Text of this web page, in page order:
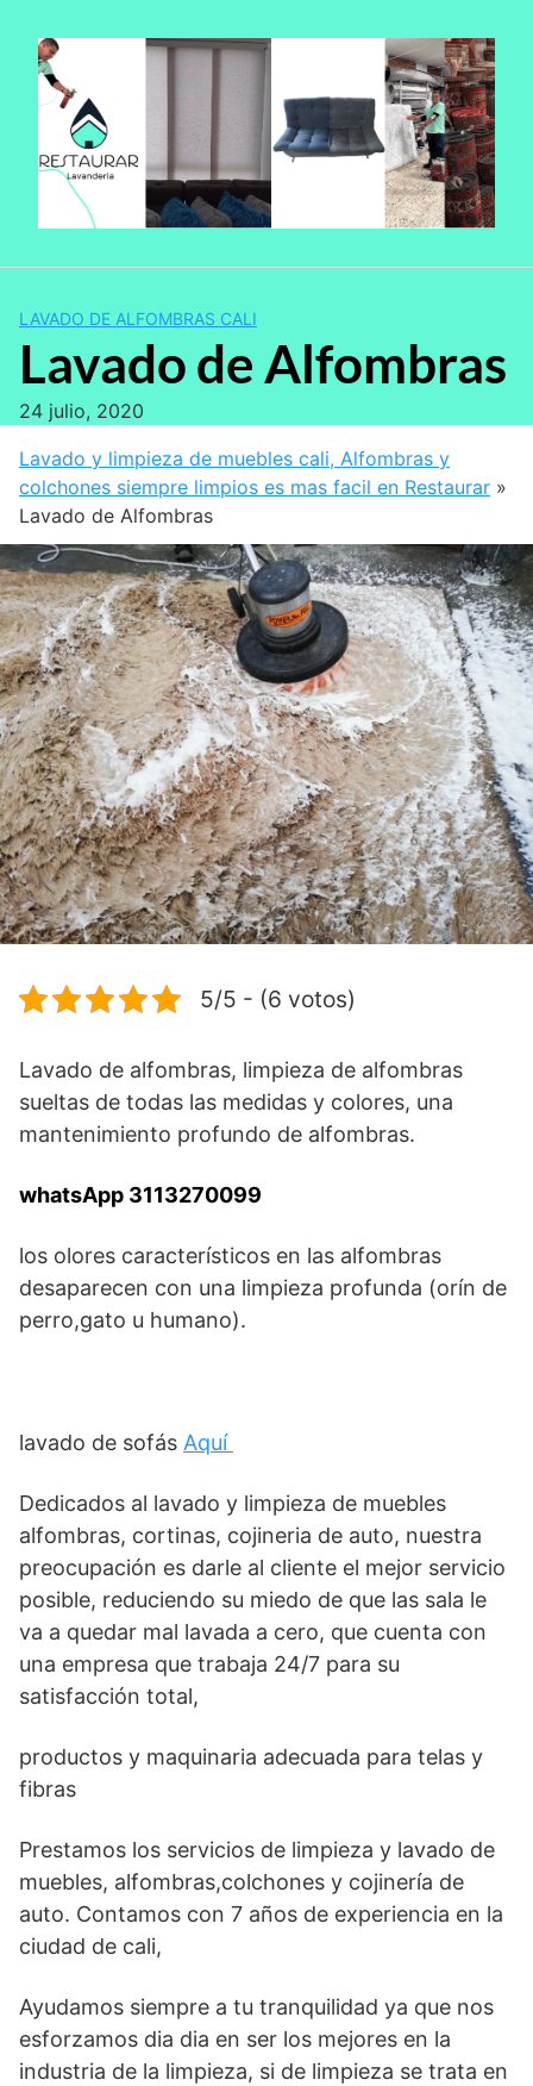
contenido
LAVADO DE ALFOMBRAS CALI
Lavado de Alfombras
24 julio, 2020
Lavado y limpieza de muebles cali, Alfombras y
colchones siempre limpios es mas facil en Restaurar »
Lavado de Alfombras
5/5 - (6 votos)
Lavado de alfombras, limpieza de alfombras
sueltas de todas las medidas y colores, una
mantenimiento profundo de alfombras.
whatsApp 3113270099
los olores característicos en las alfombras
desaparecen con una limpieza profunda (orín de
perro,gato u humano).
lavado de sofás Aquí
Dedicados al lavado y limpieza de muebles
alfombras, cortinas, cojineria de auto, nuestra
preocupación es darle al cliente el mejor servicio
posible, reduciendo su miedo de que las sala le
va a quedar mal lavada a cero, que cuenta con
una empresa que trabaja 24/7 para su
satisfacción total,
productos y maquinaria adecuada para telas y
fibras
Prestamos los servicios de limpieza y lavado de
muebles, alfombras,colchones y cojinería de
auto. Contamos con 7 años de experiencia en la
ciudad de cali,
Ayudamos siempre a tu tranquilidad ya que nos
esforzamos dia dia en ser los mejores en la
industria de la limpieza, si de limpieza se trata en